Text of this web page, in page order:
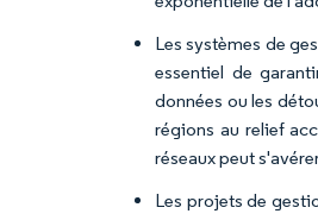
Les systèmes de
essentiel de
données ou les
régions au relief
réseaux peut
Les projets de